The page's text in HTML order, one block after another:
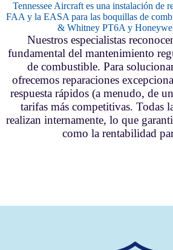
Tennessee Aircraft es una instalación de
FAA y la EASA para las boquillas de
& Whitney PT6A y
Nuestros especialistas
fundamental del mantenimiento
de combustible. Para
ofrecemos reparaciones
respuesta rápidos (a menudo, de
tarifas más competitivas. Todas
realizan internamente, lo que
como la rentabilidad